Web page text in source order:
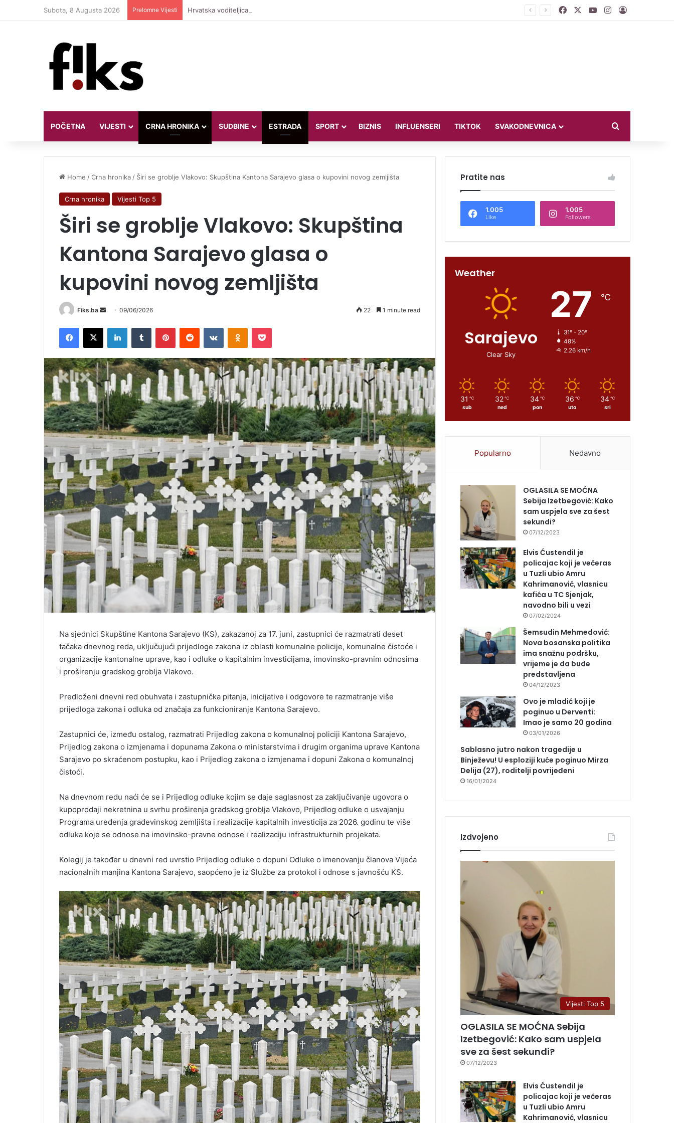
Subota, 8 Augusta 2026 Prelomne Vijesti Hrvatska voditeljica Valentina Miletić koju porede s Dilettom Leotom oduševila pozirajući u bikiniju FacebookYouTubeInstagram
Log In
POČETNA VIJESTI CRNA HRONIKA SUDBINE ESTRADA SPORT BIZNIS INFLUENSERI TIKTOK SVAKODNEVNICA
Home /Crna hronika / Širi se groblje Vlakovo: Skupština Kantona Sarajevo glasa o kupovini novog zemljišta
Crna hronika Vijesti Top 5
Širi se groblje Vlakovo: Skupština
Kantona Sarajevo glasa o
kupovini novog zemljišta
Fiks.ba
Send
email
09/06/2026 22 1 minute read
Facebook
X LinkedInTumblr PinterestReddit VKontakteOdnoklassniki
Pocket
Na sjednici Skupštine Kantona Sarajevo (KS), zakazanoj za 17. juni, zastupnici će razmatrati deset
tačaka dnevnog reda, uključujući prijedloge zakona iz oblasti komunalne policije, komunalne čistoće i
organizacije kantonalne uprave, kao i odluke o kapitalnim investicijama, imovinsko-pravnim odnosima
i proširenju gradskog groblja Vlakovo.
Predloženi dnevni red obuhvata i zastupnička pitanja, inicijative i odgovore te razmatranje više
prijedloga zakona i odluka od značaja za funkcioniranje Kantona Sarajevo.
Zastupnici će, između ostalog, razmatrati Prijedlog zakona o komunalnoj policiji Kantona Sarajevo,
Prijedlog zakona o izmjenama i dopunama Zakona o ministarstvima i drugim organima uprave Kantona
Sarajevo po skraćenom postupku, kao i Prijedlog zakona o izmjenama i dopuni Zakona o komunalnoj
čistoći.
Na dnevnom redu naći će se i Prijedlog odluke kojim se daje saglasnost za zaključivanje ugovora o
kupoprodaji nekretnina u svrhu proširenja gradskog groblja Vlakovo, Prijedlog odluke o usvajanju
Programa uređenja građevinskog zemljišta i realizacije kapitalnih investicija za 2026. godinu te više
odluka koje se odnose na imovinsko-pravne odnose i realizaciju infrastrukturnih projekata.
Kolegij je također u dnevni red uvrstio Prijedlog odluke o dopuni Odluke o imenovanju članova Vijeća
nacionalnih manjina Kantona Sarajevo, saopćeno je iz Službe za protokol i odnose s javnošću KS.
Pratite nas
1.005
Like
1.005
Followers
Weather
Sarajevo
Clear Sky
27 ℃
31º - 20º
48%
2.26 km/h
31 ℃
sub
32 ℃
ned
34 ℃
pon
36 ℃
uto
34 ℃
sri
Popularno Nedavno
OGLASILA SE MOĆNA
Sebija Izetbegović: Kako
sam uspjela sve za šest
sekundi?
07/12/2023
Elvis Ćustendil je
policajac koji je večeras
u Tuzli ubio Amru
Kahrimanović, vlasnicu
kafića u TC Sjenjak,
navodno bili u vezi
07/02/2024
Šemsudin Mehmedović:
Nova bosanska politika
ima snažnu podršku,
vrijeme je da bude
predstavljena
04/12/2023
Ovo je mladić koji je
poginuo u Derventi:
Imao je samo 20 godina
03/01/2026
Sablasno jutro nakon tragedije u
Binježevu! U esploziji kuće poginuo Mirza
Delija (27), roditelji povrijeđeni
16/01/2024
Izdvojeno
Vijesti Top 5
OGLASILA SE MOĆNA Sebija
Izetbegović: Kako sam uspjela
sve za šest sekundi?
07/12/2023
Elvis Ćustendil je
policajac koji je večeras
u Tuzli ubio Amru
Kahrimanović, vlasnicu